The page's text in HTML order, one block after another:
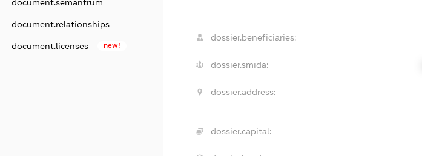
document.semantrum
document.relationships
document.licenses new!
dossier.beneficiaries:
dossier.smida:
dossier.address:
dossier.capital: